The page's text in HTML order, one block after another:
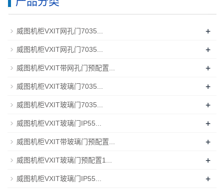
威图机柜VXIT网孔门7035... +
威图机柜VXIT网孔门7035... +
威图机柜VXIT带网孔门预配置... +
威图机柜VXIT玻璃门7035... +
威图机柜VXIT玻璃门7035... +
威图机柜VXIT玻璃门IP55... +
威图机柜VXIT带玻璃门预配置... +
威图机柜VXIT玻璃门预配置1... +
威图机柜VXIT玻璃门IP55... +